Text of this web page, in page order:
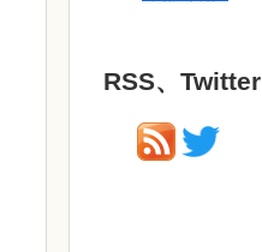
RSS、Twitter